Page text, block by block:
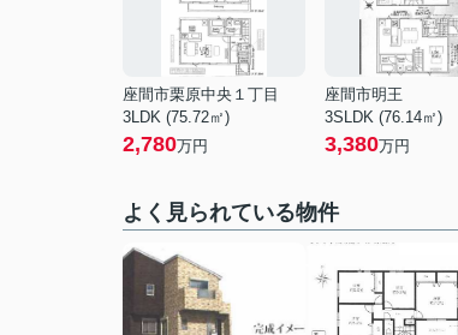
座間市栗原中央１丁目
3LDK (75.72㎡)
2,780万円
座間市明王
3SLDK (76.14㎡)
3,380万円
よく見られている物件